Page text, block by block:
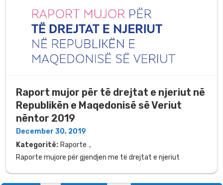
Raport mujor për të drejtat e njeriut në
Republikën e Maqedonisë së Veriut
nëntor 2019
December 30, 2019
Kategoritë: Raporte ,
Raporte mujore për gjendjen me të drejtat e njeriut
Posts navigation